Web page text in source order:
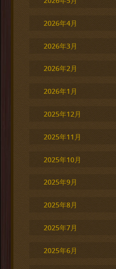
2026年4月
2026年3月
2026年2月
2026年1月
2025年12月
2025年11月
2025年10月
2025年9月
2025年8月
2025年7月
2025年6月